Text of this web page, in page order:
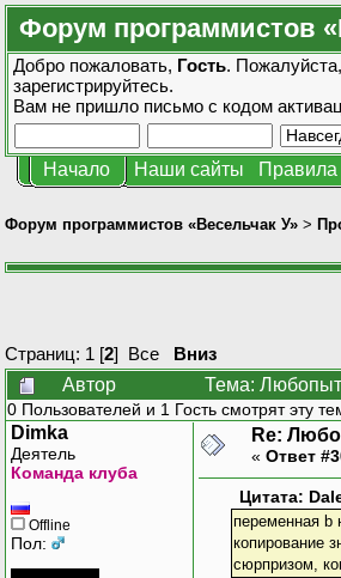
Форум программистов
Добро пожаловать, Гость. Пожалуйста,
зарегистрируйтесь.
Вам не пришло письмо с кодом
Начало Наши сайты Правила
Форум программистов «Весельчак У» >
Страниц: 1 [2] Все
Вниз
Автор
Тема:
0 Пользователей и 1 Гость смотрят эту
Dimka
Деятель
Команда клуба
Offline
Пол:
Re:
« Ответ
Цитата:
переменная b
копирование
сюрпризом,